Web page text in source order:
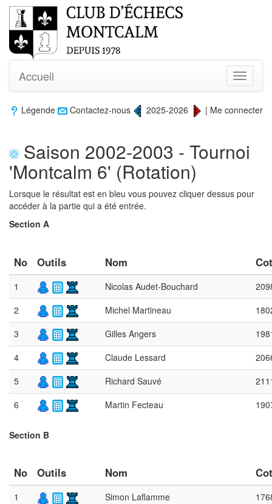
Toggle
Accueil
Légende Contactez-nous 2025-2026 | Me connecter
Saison 2002-2003 - Tournoi
'Montcalm 6' (Rotation)
Lorsque le résultat est en bleu vous pouvez cliquer dessus pour
accéder à la partie qui a été entrée.
Section A
No Outils Nom
1 Nicolas Audet-Bouchard
2
Michel Martineau
3
Gilles Angers
4
Claude Lessard
5
Richard Sauvé
6
Martin Fecteau
Section B
No Outils Nom
1 Simon Laflamme